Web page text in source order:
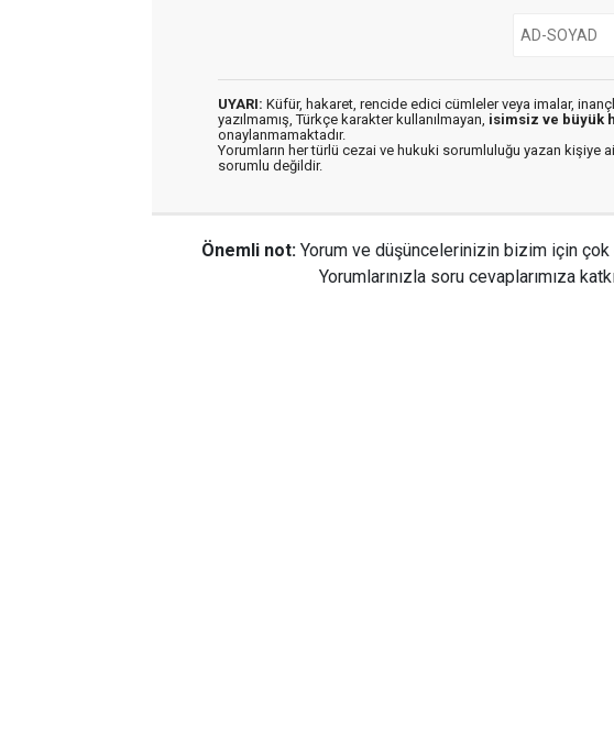
UYARI: Küfür, hakaret, rencide edici cümleler veya imalar,
yazılmamış, Türkçe karakter kullanılmayan, isimsiz ve büyük
onaylanmamaktadır.
Yorumların her türlü cezai ve hukuki sorumluluğu yazan kişiye
sorumlu değildir.
Önemli not: Yorum ve düşüncelerinizin bizim için
Yorumlarınızla soru cevaplarımıza